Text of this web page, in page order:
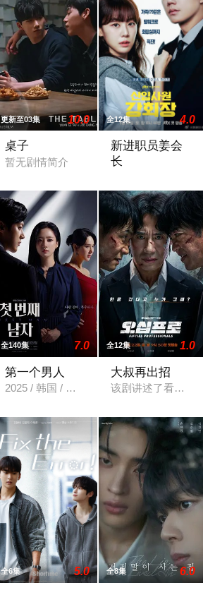
更新至03集 10.0
桌子
暂无剧情简介
全12集 4.0
新进职员姜会
长
全140集 7.0
第一个男人
2025 / 韩国 / 咸恩静,尹善宇,朴健一,吴贤
全12集 1.0
大叔再出招
该剧讲述了看似平
全6集 5.0 全8集 6.0